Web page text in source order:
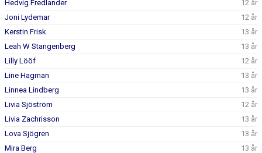
Hedvig Fredlander
12 år
Joni Lydemar
12 år
Kerstin Frisk
13 år
Leah W Stangenberg
13 år
Lilly Lööf
12 år
Line Hagman
13 år
Linnea Lindberg
13 år
Livia Sjöström
12 år
Livia Zachrisson
13 år
Lova Sjögren
13 år
Mira Berg
13 år